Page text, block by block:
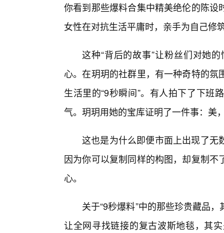
你看到那些爆料合集中精美绝伦的陈
女性在对抗生活平庸时，亲手为自己修
这种“背后的故事”让粉丝们对她
心。在玥玥的社群里，有一种奇特的
生活里的“9秒瞬间”。有人拍下了下班
气。玥玥用她的宝库证明了一件事：美
这也是为什么即便市面上出现了
因为你可以复制同样的构图，却复制
心。
关于“9秒爆料”中的那些珍贵藏品
让全网寻找链接的复古波斯地毯，其